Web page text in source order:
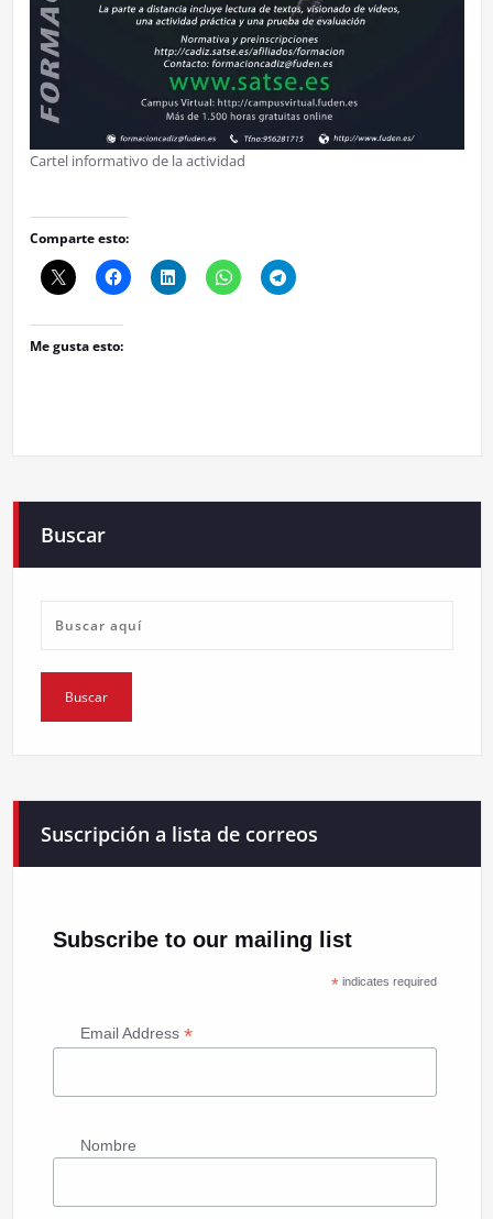
Cartel informativo de la actividad
Comparte esto:
Me gusta esto:
Buscar
Suscripción a lista de correos
Subscribe to our mailing list
*indicates required
Email Address *
Nombre